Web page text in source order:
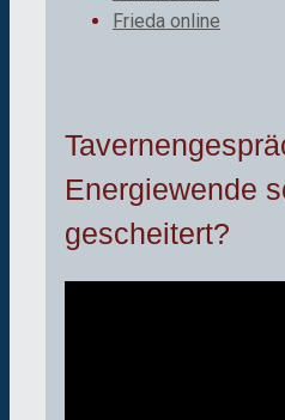
Frieda online
Energiewende
gescheitert?